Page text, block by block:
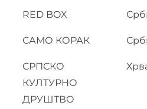
RED BOX
САМО КОРАК
СРПСКО
КУЛТУРНО
ДРУШТВО